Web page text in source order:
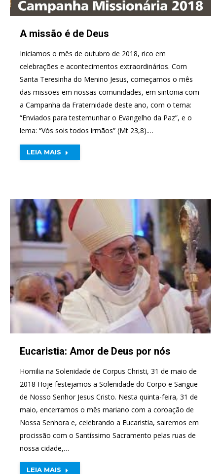
A missão é de Deus
Iniciamos o mês de outubro de 2018, rico em
celebrações e acontecimentos extraordinários. Com
Santa Teresinha do Menino Jesus, começamos o mês
das missões em nossas comunidades, em sintonia com
a Campanha da Fraternidade deste ano, com o tema:
“Enviados para testemunhar o Evangelho da Paz”, e o
lema: “Vós sois todos irmãos” (Mt 23,8).…
LEIA MAIS
Eucaristia: Amor de Deus por nós
Homilia na Solenidade de Corpus Christi, 31 de maio de
2018 Hoje festejamos a Solenidade do Corpo e Sangue
de Nosso Senhor Jesus Cristo. Nesta quinta-feira, 31 de
maio, encerramos o mês mariano com a coroação de
Nossa Senhora e, celebrando a Eucaristia, sairemos em
procissão com o Santíssimo Sacramento pelas ruas de
nossa cidade,…
LEIA MAIS